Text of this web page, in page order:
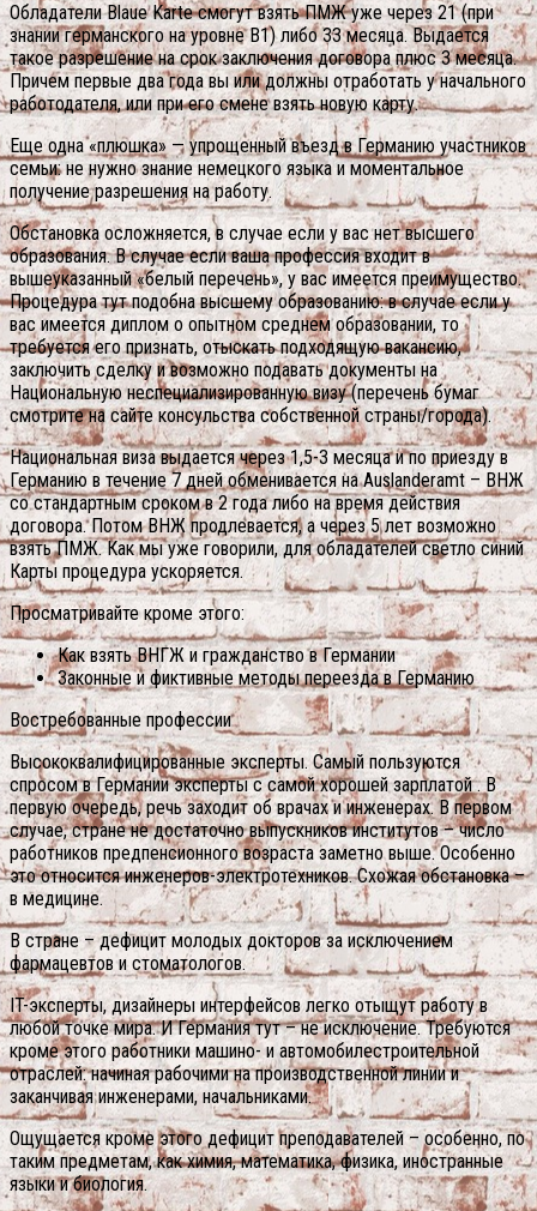
Обладатели Blaue Karte смогут взять ПМЖ уже через 21 (при
знании германского на уровне В1) либо 33 месяца. Выдается
такое разрешение на срок заключения договора плюс 3 месяца.
Причем первые два года вы или должны отработать у начального
работодателя, или при его смене взять новую карту.
Еще одна «плюшка» — упрощенный въезд в Германию участников
семьи: не нужно знание немецкого языка и моментальное
получение разрешения на работу.
Обстановка осложняется, в случае если у вас нет высшего
образования. В случае если ваша профессия входит в
вышеуказанный «белый перечень», у вас имеется преимущество.
Процедура тут подобна высшему образованию: в случае если у
вас имеется диплом о опытном среднем образовании, то
требуется его признать, отыскать подходящую вакансию,
заключить сделку и возможно подавать документы на
Национальную неспециализированную визу (перечень бумаг
смотрите на сайте консульства собственной страны/города).
Национальная виза выдается через 1,5-3 месяца и по приезду в
Германию в течение 7 дней обменивается на Auslanderamt – ВНЖ
со стандартным сроком в 2 года либо на время действия
договора. Потом ВНЖ продлевается, а через 5 лет возможно
взять ПМЖ. Как мы уже говорили, для обладателей светло синий
Карты процедура ускоряется.
Просматривайте кроме этого:
Как взять ВНГЖ и гражданство в Германии
Законные и фиктивные методы переезда в Германию
Востребованные профессии
Высококвалифицированные эксперты. Самый пользуются
спросом в Германии эксперты с самой хорошей зарплатой . В
первую очередь, речь заходит об врачах и инженерах. В первом
случае, стране не достаточно выпускников институтов – число
работников предпенсионного возраста заметно выше. Особенно
это относится инженеров-электротехников. Схожая обстановка –
в медицине.
В стране – дефицит молодых докторов за исключением
фармацевтов и стоматологов.
IT-эксперты, дизайнеры интерфейсов легко отыщут работу в
любой точке мира. И Германия тут – не исключение. Требуются
кроме этого работники машино- и автомобилестроительной
отраслей: начиная рабочими на производственной линии и
заканчивая инженерами, начальниками.
Ощущается кроме этого дефицит преподавателей – особенно, по
таким предметам, как химия, математика, физика, иностранные
языки и биология.